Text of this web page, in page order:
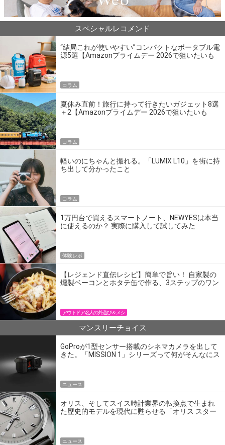
スペシャルレコメンド
“結局これが使いやすい”コンパクトなポータブル電
源5選【Amazonプライムデー 2026で狙いたいも
コラム
夏休み直前！旅行に持って行きたいガジェット8選
＋2【Amazonプライムデー 2026で狙いたいも
コラム
軽いのにちゃんと撮れる。「LUMIX L10」を街に持
ち出して分かったこと
コラム
1万円台で買えるスマートノート、NEWYESは本当
に使えるのか？ 実際に購入して試してみた
体験レポ
【レジェンド直伝レシピ】簡単で旨い！ 自家製の
燻製ベーコンとホタテ缶で作る、3ステップのワン
アウトドア名人の外遊び＆メシ
マンスリーチョイス
GoProが1型センサー搭載のシネマカメラを出して
きた。「MISSION 1」シリーズって何がそんなにス
ニュース
オリス、そしてスイス時計業界の転換点で生まれ
た歴史的モデルを現代に甦らせる「オリス スター
ニュース